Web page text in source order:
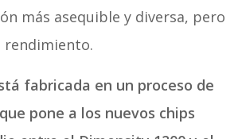
más asequible y diversa, pero
rendimiento.
fabricada en un proceso de
pone a los nuevos chips